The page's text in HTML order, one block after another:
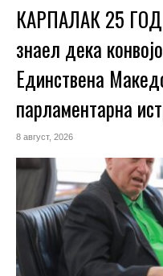
КАРПАЛАК 25
знаел дека
Единствена
парламентарна
8 август, 2026